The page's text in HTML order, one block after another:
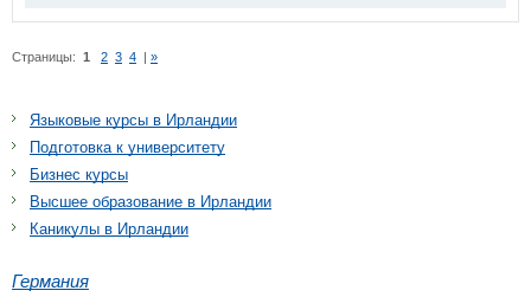
Страницы: 1 2 3 4 | »
Языковые курсы в Ирландии
Подготовка к университету
Бизнес курсы
Высшее образование в Ирландии
Каникулы в Ирландии
Германия